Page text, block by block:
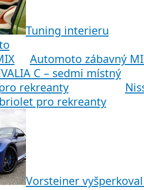
Tuning interieru
Automoto zábavný
pro rekreanty
Vorsteiner